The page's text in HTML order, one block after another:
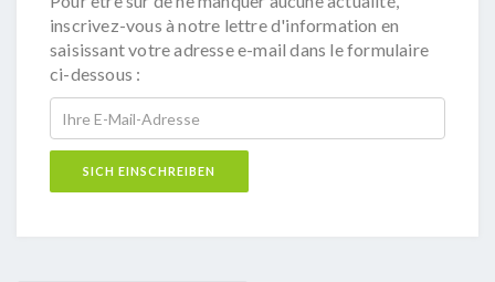
inscrivez-vous à notre lettre d'information en
saisissant votre adresse e-mail dans le formulaire
ci-dessous :